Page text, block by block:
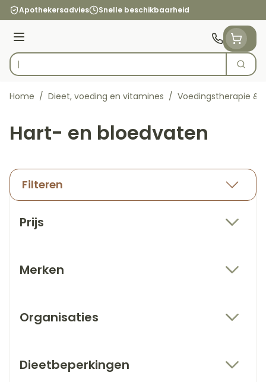
Ga naar de inhoud
Apothekersadvies Snelle beschikbaarheid
Menu
Product, merk, categorie...
Zoek
Home / Dieet, voeding en vitamines / Voedingstherapie &
Hart- en bloedvaten
Filteren
Prijs
Merken
Organisaties
Dieetbeperkingen